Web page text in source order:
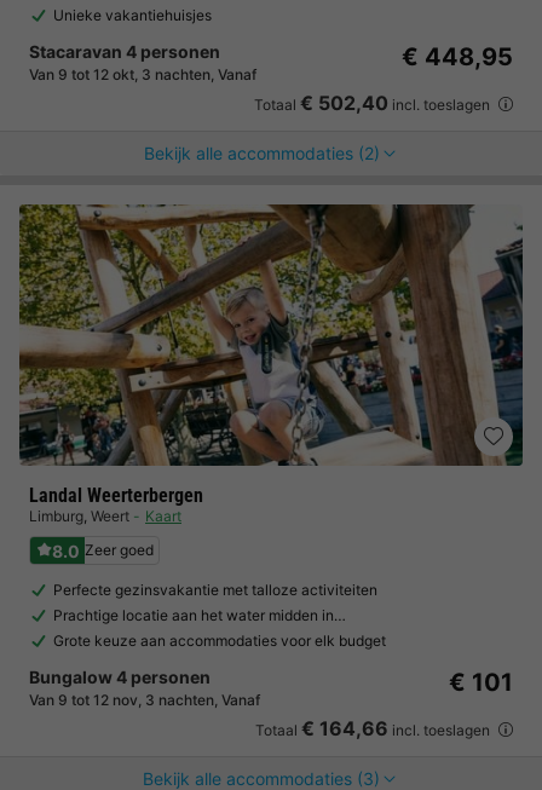
Unieke vakantiehuisjes
Stacaravan 4 personen
Van 9 tot 12 okt, 3 nachten, Vanaf
€ 448,95
Totaal € 502,40 incl. toeslagen
Bekijk alle accommodaties (2)
Landal Weerterbergen
Limburg, Weert Kaart
8.0 Zeer goed
Perfecte gezinsvakantie met talloze activiteiten
Prachtige locatie aan het water midden in…
Grote keuze aan accommodaties voor elk budget
Bungalow 4 personen
Van 9 tot 12 nov, 3 nachten, Vanaf
€ 101
Totaal € 164,66 incl. toeslagen
Bekijk alle accommodaties (3)